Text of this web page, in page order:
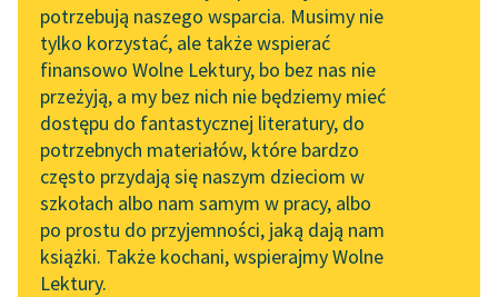
Lab
Zapraszamy na spotkanie
online z tłumaczkami
literatury skandynawskiej
Spotkanie z Katarzyną
Tunkiel w Oslo
102. lata temu zmarł
Joseph Conrad
Przewodnik dla piszących i
czytających
API
OAI-PMH
Widget Wolnych Lektur
Przypisy
potrzebują naszego wsparcia. Musimy nie
tylko korzystać, ale także wspierać
finansowo Wolne Lektury, bo bez nas nie
przeżyją, a my bez nich nie będziemy mieć
dostępu do fantastycznej literatury, do
potrzebnych materiałów, które bardzo
często przydają się naszym dzieciom w
szkołach albo nam samym w pracy, albo
po prostu do przyjemności, jaką dają nam
książki. Także kochani, wspierajmy Wolne
Lektury.
(Góralu, czy ci nie
żal...)
Góralu, czy ci nie żal
Odchodzić od stron
ojczystych,
Świerkowych lasów i
hal
I tych...